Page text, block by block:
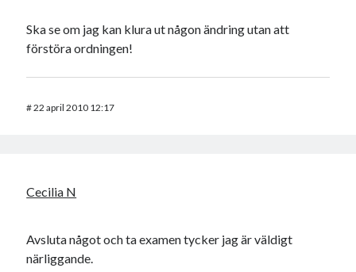
Ska se om jag kan klura ut någon ändring utan att
förstöra ordningen!
#22 april 2010 12:17
Cecilia N
Avsluta något och ta examen tycker jag är väldigt
närliggande.